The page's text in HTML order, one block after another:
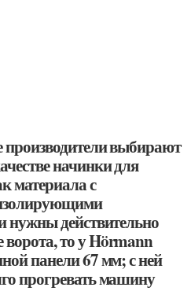
производители выбирают
начинки для
материала с
нужны действительно
то у Hörmann
панели 67 мм; с ней
прогревать машину